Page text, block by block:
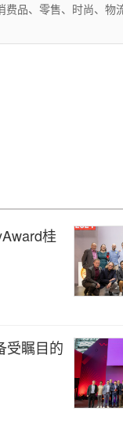
费品、零售、时尚、物
桂
受瞩目的